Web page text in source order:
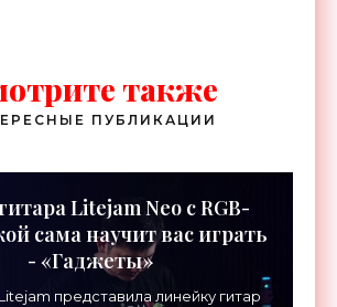
также
ПУБЛИКАЦИИ
Litejam Neo с RGB-
сама научит вас играть
- «Гаджеты»
представила линейку гитар